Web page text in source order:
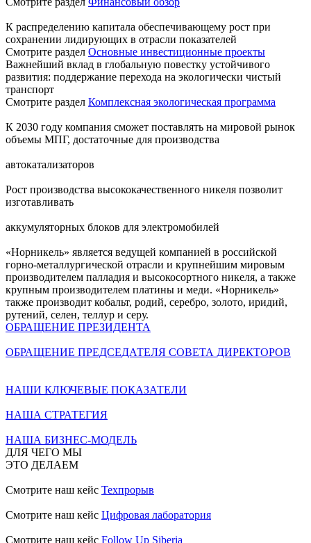
К распределению капитала обеспечивающему рост при
сохранении лидирующих в отрасли показателей
Смотрите раздел Основные инвестиционные проекты
Важнейший вклад в глобальную повестку устойчивого
развития: поддержание перехода на экологически чистый
транспорт
Смотрите раздел Комплексная экологическая программа
К 2030 году компания сможет поставлять на мировой рынок
объемы МПГ, достаточные для производства
автокатализаторов
Рост производства высококачественного никеля позволит
изготавливать
аккумуляторных блоков для электромобилей
«Норникель» является ведущей компанией в российской
горно-металлургической отрасли и крупнейшим мировым
производителем палладия и высокосортного никеля, а также
крупным производителем платины и меди. «Норникель»
также производит кобальт, родий, серебро, золото, иридий,
рутений, селен, теллур и серу.
ОБРАЩЕНИЕ ПРЕЗИДЕНТА
ОБРАЩЕНИЕ ПРЕДСЕДАТЕЛЯ СОВЕТА ДИРЕКТОРОВ
НАШИ КЛЮЧЕВЫЕ ПОКАЗАТЕЛИ
НАША СТРАТЕГИЯ
НАША БИЗНЕС-МОДЕЛЬ
ДЛЯ ЧЕГО МЫ
ЭТО ДЕЛАЕМ
Смотрите наш кейс Техпрорыв
Смотрите наш кейс Цифровая лаборатория
Смотрите наш кейс Follow Up Siberia